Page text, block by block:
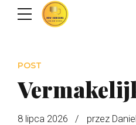
POST
8 lipca 2026 przez